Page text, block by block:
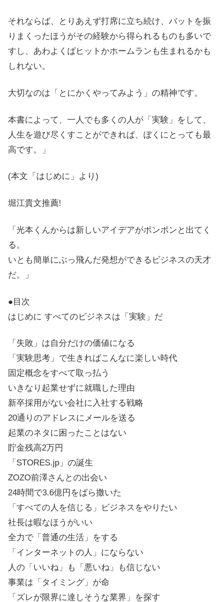
それならば、とりあえず打席に立ち続け、バットを振
りまくったほうがその経験から得られるものも多いで
すし、あわよくばヒットかホームランも生まれるかも
しれない。
大切なのは「とにかくやってみよう」の精神です。
本書によって、一人でも多くの人が「実験」をして、
人生を遊び尽くすことができれば、ぼくにとっても最
高です。」
(本文「はじめに」より)
堀江貴文推薦!
「光本くんからは新しいアイデアがポンポンと出てく
る。
いとも簡単にぶっ飛んだ発想ができるビジネスの天才
だ。」
●目次
はじめに すべてのビジネスは「実験」だ
「失敗」は自分だけの価値になる
「実験思考」で生きればこんなに楽しい時代
固定概念をすべて取っ払う
いきなり起業せずに就職した理由
新卒採用がない会社に入社する戦略
20通りのアドレスにメールを送る
起業のネタに困ったことはない
貯金残高2万円
「STORES.jp」の誕生
ZOZO前澤さんとの出会い
24時間で3.6億円をばら撒いた
「すべての人を信じる」ビジネスをやりたい
社長は暇なほうがいい
全力で「普通の生活」をする
「インターネットの人」にならない
人の「いいね」も「悪いね」も信じない
事業は「タイミング」が命
「ズレが限界に達しそうな業界」を探す